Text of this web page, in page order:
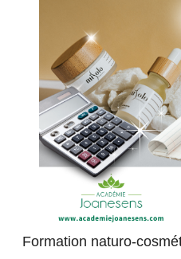
naturo-cosmétique -